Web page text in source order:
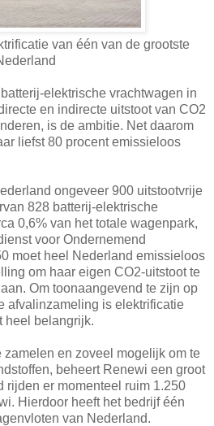
van één van de grootste
elektrische vrachtwagen in
en indirecte uitstoot van CO2
is de ambitie. Net daarom
liefst 80 procent emissieloos
ongeveer 900 uitstootvrije
828 batterij-elektrische
0,6% van het totale wagenpark,
voor Ondernemend
moet heel Nederland emissieloos
om haar eigen CO2-uitstoot te
Om toonaangevend te zijn op
afvalinzameling is elektrificatie
heel belangrijk.
zamelen en zoveel mogelijk om te
beheert Renewi een groot
rijden er momenteel ruim 1.250
Hierdoor heeft het bedrijf één
van Nederland.